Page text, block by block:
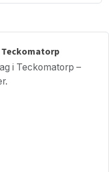
Teckomatorp
i Teckomatorp –